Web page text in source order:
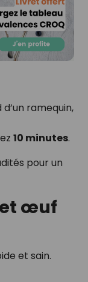
ramequin,
10 minutes.
pour un
et œuf
et sain.